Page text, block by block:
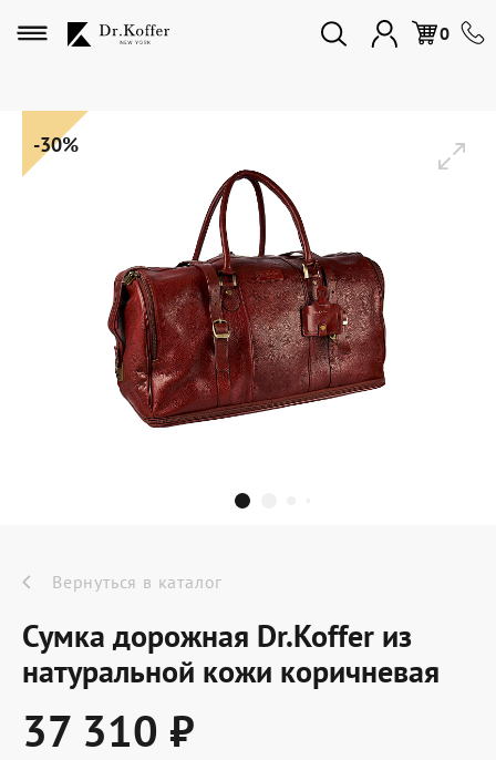
0
Избранное
Дорожная коллекция
Мужская коллекция
Женская коллекция
Подарки и сувениры
Подарочные карты
Dr.Koffer Outlet
Новинки
Акции
О компании
-30%
Вернуться в каталог
Сумка дорожная Dr.Koffer из
натуральной кожи коричневая
37 310 ₽